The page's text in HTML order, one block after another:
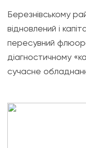
Березнівському
відновлений і
пересувний
діагностичному
сучасне